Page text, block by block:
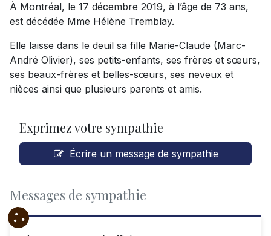
À Montréal, le 17 décembre 2019, à l’âge de 73 ans,
est décédée Mme Hélène Tremblay.
Elle laisse dans le deuil sa fille Marie-Claude (Marc-
André Olivier), ses petits-enfants, ses frères et sœurs,
ses beaux-frères et belles-sœurs, ses neveux et
nièces ainsi que plusieurs parents et amis.
Exprimez votre sympathie
Écrire un message de sympathie
Messages de sympathie